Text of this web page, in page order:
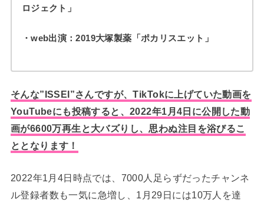
ロジェクト」
・web出演：2019大塚製薬「ポカリスエット」
そんな”ISSEI”さんですが、TikTokに上げていた動画を
YouTubeにも投稿すると、2022年1月4日に公開した動
画が6600万再生と大バズりし、思わぬ注目を浴びるこ
ととなります！
2022年1月4日時点では、7000人足らずだったチャンネ
ル登録者数も一気に急増し、1月29日には10万人を達